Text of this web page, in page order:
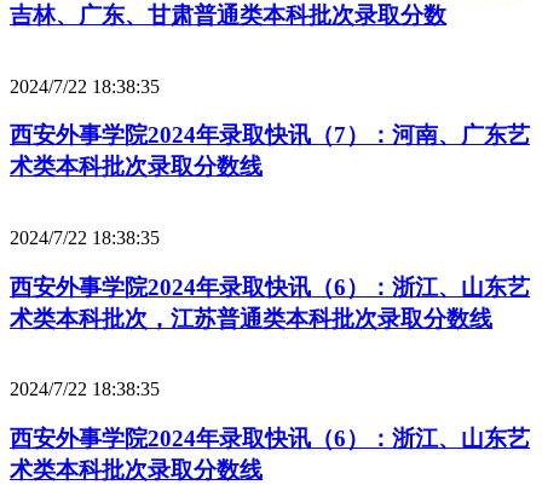
吉林、广东、甘肃普通类本科批次录取分数
2024/7/22 18:38:35
西安外事学院2024年录取快讯（7）：河南、广东艺
术类本科批次录取分数线
2024/7/22 18:38:35
西安外事学院2024年录取快讯（6）：浙江、山东艺
术类本科批次，江苏普通类本科批次录取分数线
2024/7/22 18:38:35
西安外事学院2024年录取快讯（6）：浙江、山东艺
术类本科批次录取分数线